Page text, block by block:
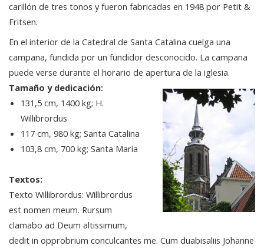
carillón de tres tonos y fueron fabricadas en 1948 por Petit &
Fritsen.
En el interior de la Catedral de Santa Catalina cuelga una
campana, fundida por un fundidor desconocido. La campana
puede verse durante el horario de apertura de la iglesia.
Tamaño y dedicación:
131,5 cm, 1400 kg; H.
Willibrordus
117 cm, 980 kg; Santa Catalina
103,8 cm, 700 kg; Santa María
Textos:
Texto Willibrordus: Willibrordus
est nomen meum. Rursum
clamabo ad Deum altissimum,
dedit in opprobrium conculcantes me. Cum duabisaliis Johanne